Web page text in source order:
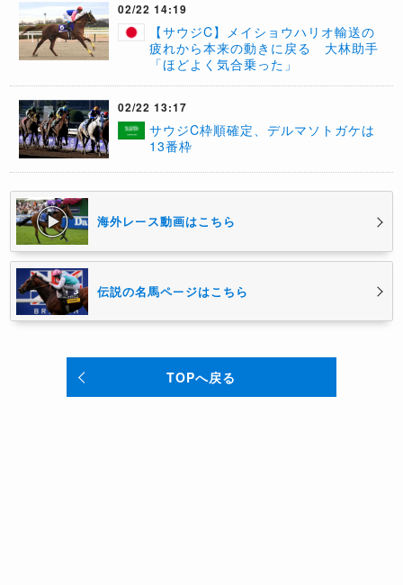
02/22 14:19
【サウジC】メイショウハリオ輸送の
疲れから本来の動きに戻る 大林助手
「ほどよく気合乗った」
02/22 13:17
サウジC枠順確定、デルマソトガケは
13番枠
海外レース動画はこちら
伝説の名馬ページはこちら
TOPへ戻る